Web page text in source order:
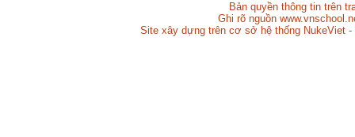
Bản quyền thông tin trên
Ghi rõ nguồn
Site xây dựng trên cơ sở hệ thống NukeViet